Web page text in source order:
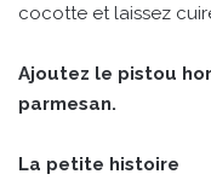
cocotte et laissez
Ajoutez le pistou
parmesan.
La petite histoire